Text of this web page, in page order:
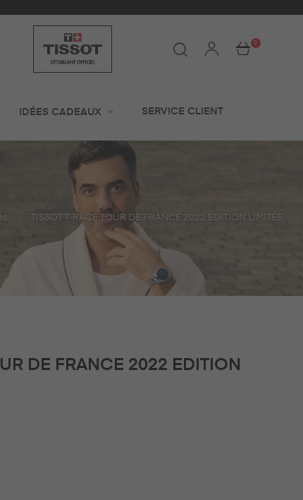
0
IDÉES CADEAUX SERVICE CLIENT
TISSOT T-RACE TOUR DE FRANCE 2022 EDITION LIMITÉE
DE FRANCE 2022 EDITION